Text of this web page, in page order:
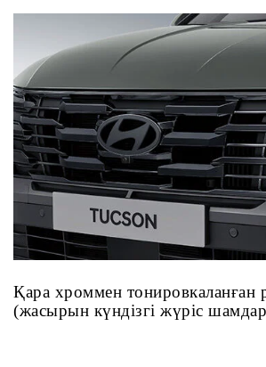
Қара хроммен тонировкаланған
(жасырын күндізгі жүріс